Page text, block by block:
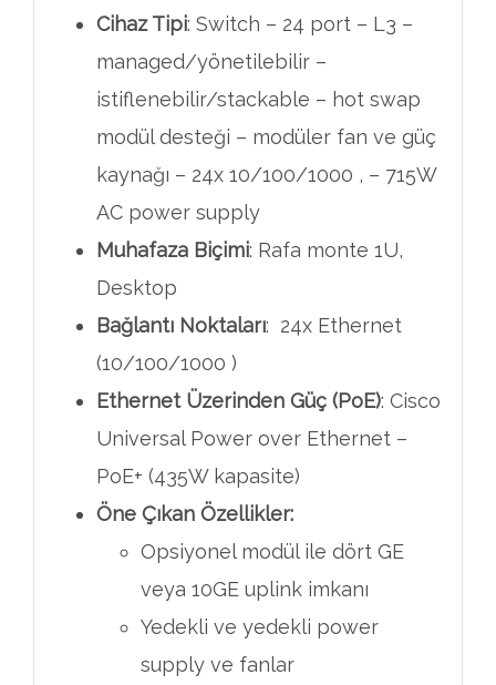
Cihaz Tipi: Switch – 24 port – L3 –
managed/yönetilebilir –
istiflenebilir/stackable – hot swap
modül desteği – modüler fan ve güç
kaynağı – 24x 10/100/1000 , – 715W
AC power supply
Muhafaza Biçimi: Rafa monte 1U,
Desktop
Bağlantı Noktaları: 24x Ethernet
(10/100/1000 )
Ethernet Üzerinden Güç (PoE): Cisco
Universal Power over Ethernet –
PoE+ (435W kapasite)
Öne Çıkan Özellikler:
Opsiyonel modül ile dört GE
veya 10GE uplink imkanı
Yedekli ve yedekli power
supply ve fanlar